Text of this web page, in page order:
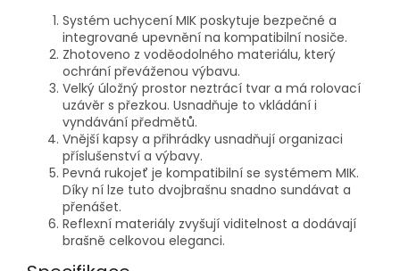
Systém uchycení MIK poskytuje bezpečné a
integrované upevnění na kompatibilní nosiče.
Zhotoveno z voděodolného materiálu, který
ochrání převáženou výbavu.
Velký úložný prostor neztrácí tvar a má rolovací
uzávěr s přezkou. Usnadňuje to vkládání i
vyndávání předmětů.
Vnější kapsy a přihrádky usnadňují organizaci
příslušenství a výbavy.
Pevná rukojeť je kompatibilní se systémem MIK.
Díky ní lze tuto dvojbrašnu snadno sundávat a
přenášet.
Reflexní materiály zvyšují viditelnost a dodávají
brašně celkovou eleganci.